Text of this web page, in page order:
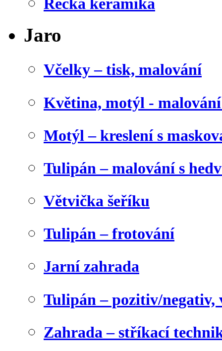
Jaro
Včelky – tisk, malování
Květina, motýl -
Motýl – kreslení s
Tulipán – malování s
Větvička šeříku
Tulipán – frotování
Jarní zahrada
Tulipán – pozitiv/negativ,
Zahrada – stříkací